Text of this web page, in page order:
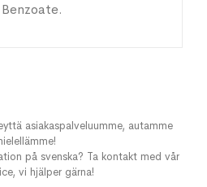
asiakaspalveluumme, autamme
på svenska? Ta kontakt med vår
vi hjälper gärna!